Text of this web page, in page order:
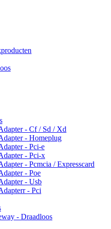
- Cf / Sd / Xd
- Homeplug
- Pci-e
- Pci-x
- Pcmcia / Expresscard
- Poe
- Usb
- Pci
- Draadloos